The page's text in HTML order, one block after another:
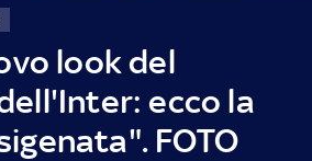
look del
ecco la
FOTO